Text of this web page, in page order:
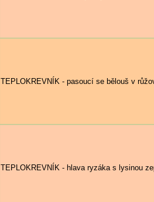
TEPLOKREVNÍK - pasoucí se bělouš v
TEPLOKREVNÍK - hlava ryzáka s lysinou